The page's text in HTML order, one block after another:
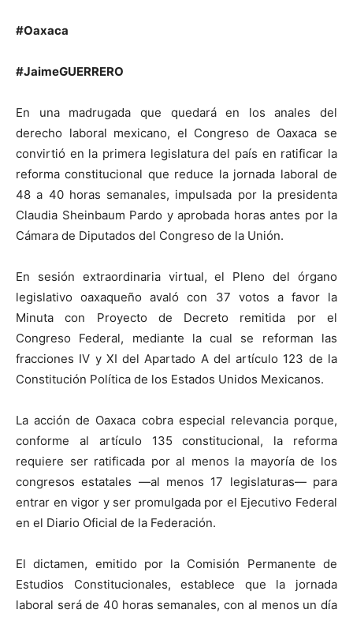
#Oaxaca
#JaimeGUERRERO
En una madrugada que quedará en los anales del
derecho laboral mexicano, el Congreso de Oaxaca se
convirtió en la primera legislatura del país en ratificar la
reforma constitucional que reduce la jornada laboral de
48 a 40 horas semanales, impulsada por la presidenta
Claudia Sheinbaum Pardo y aprobada horas antes por la
Cámara de Diputados del Congreso de la Unión.
En sesión extraordinaria virtual, el Pleno del órgano
legislativo oaxaqueño avaló con 37 votos a favor la
Minuta con Proyecto de Decreto remitida por el
Congreso Federal, mediante la cual se reforman las
fracciones IV y XI del Apartado A del artículo 123 de la
Constitución Política de los Estados Unidos Mexicanos.
La acción de Oaxaca cobra especial relevancia porque,
conforme al artículo 135 constitucional, la reforma
requiere ser ratificada por al menos la mayoría de los
congresos estatales —al menos 17 legislaturas— para
entrar en vigor y ser promulgada por el Ejecutivo Federal
en el Diario Oficial de la Federación.
El dictamen, emitido por la Comisión Permanente de
Estudios Constitucionales, establece que la jornada
laboral será de 40 horas semanales, con al menos un día